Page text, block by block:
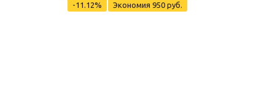
-11.12%
Экономия 950 руб.